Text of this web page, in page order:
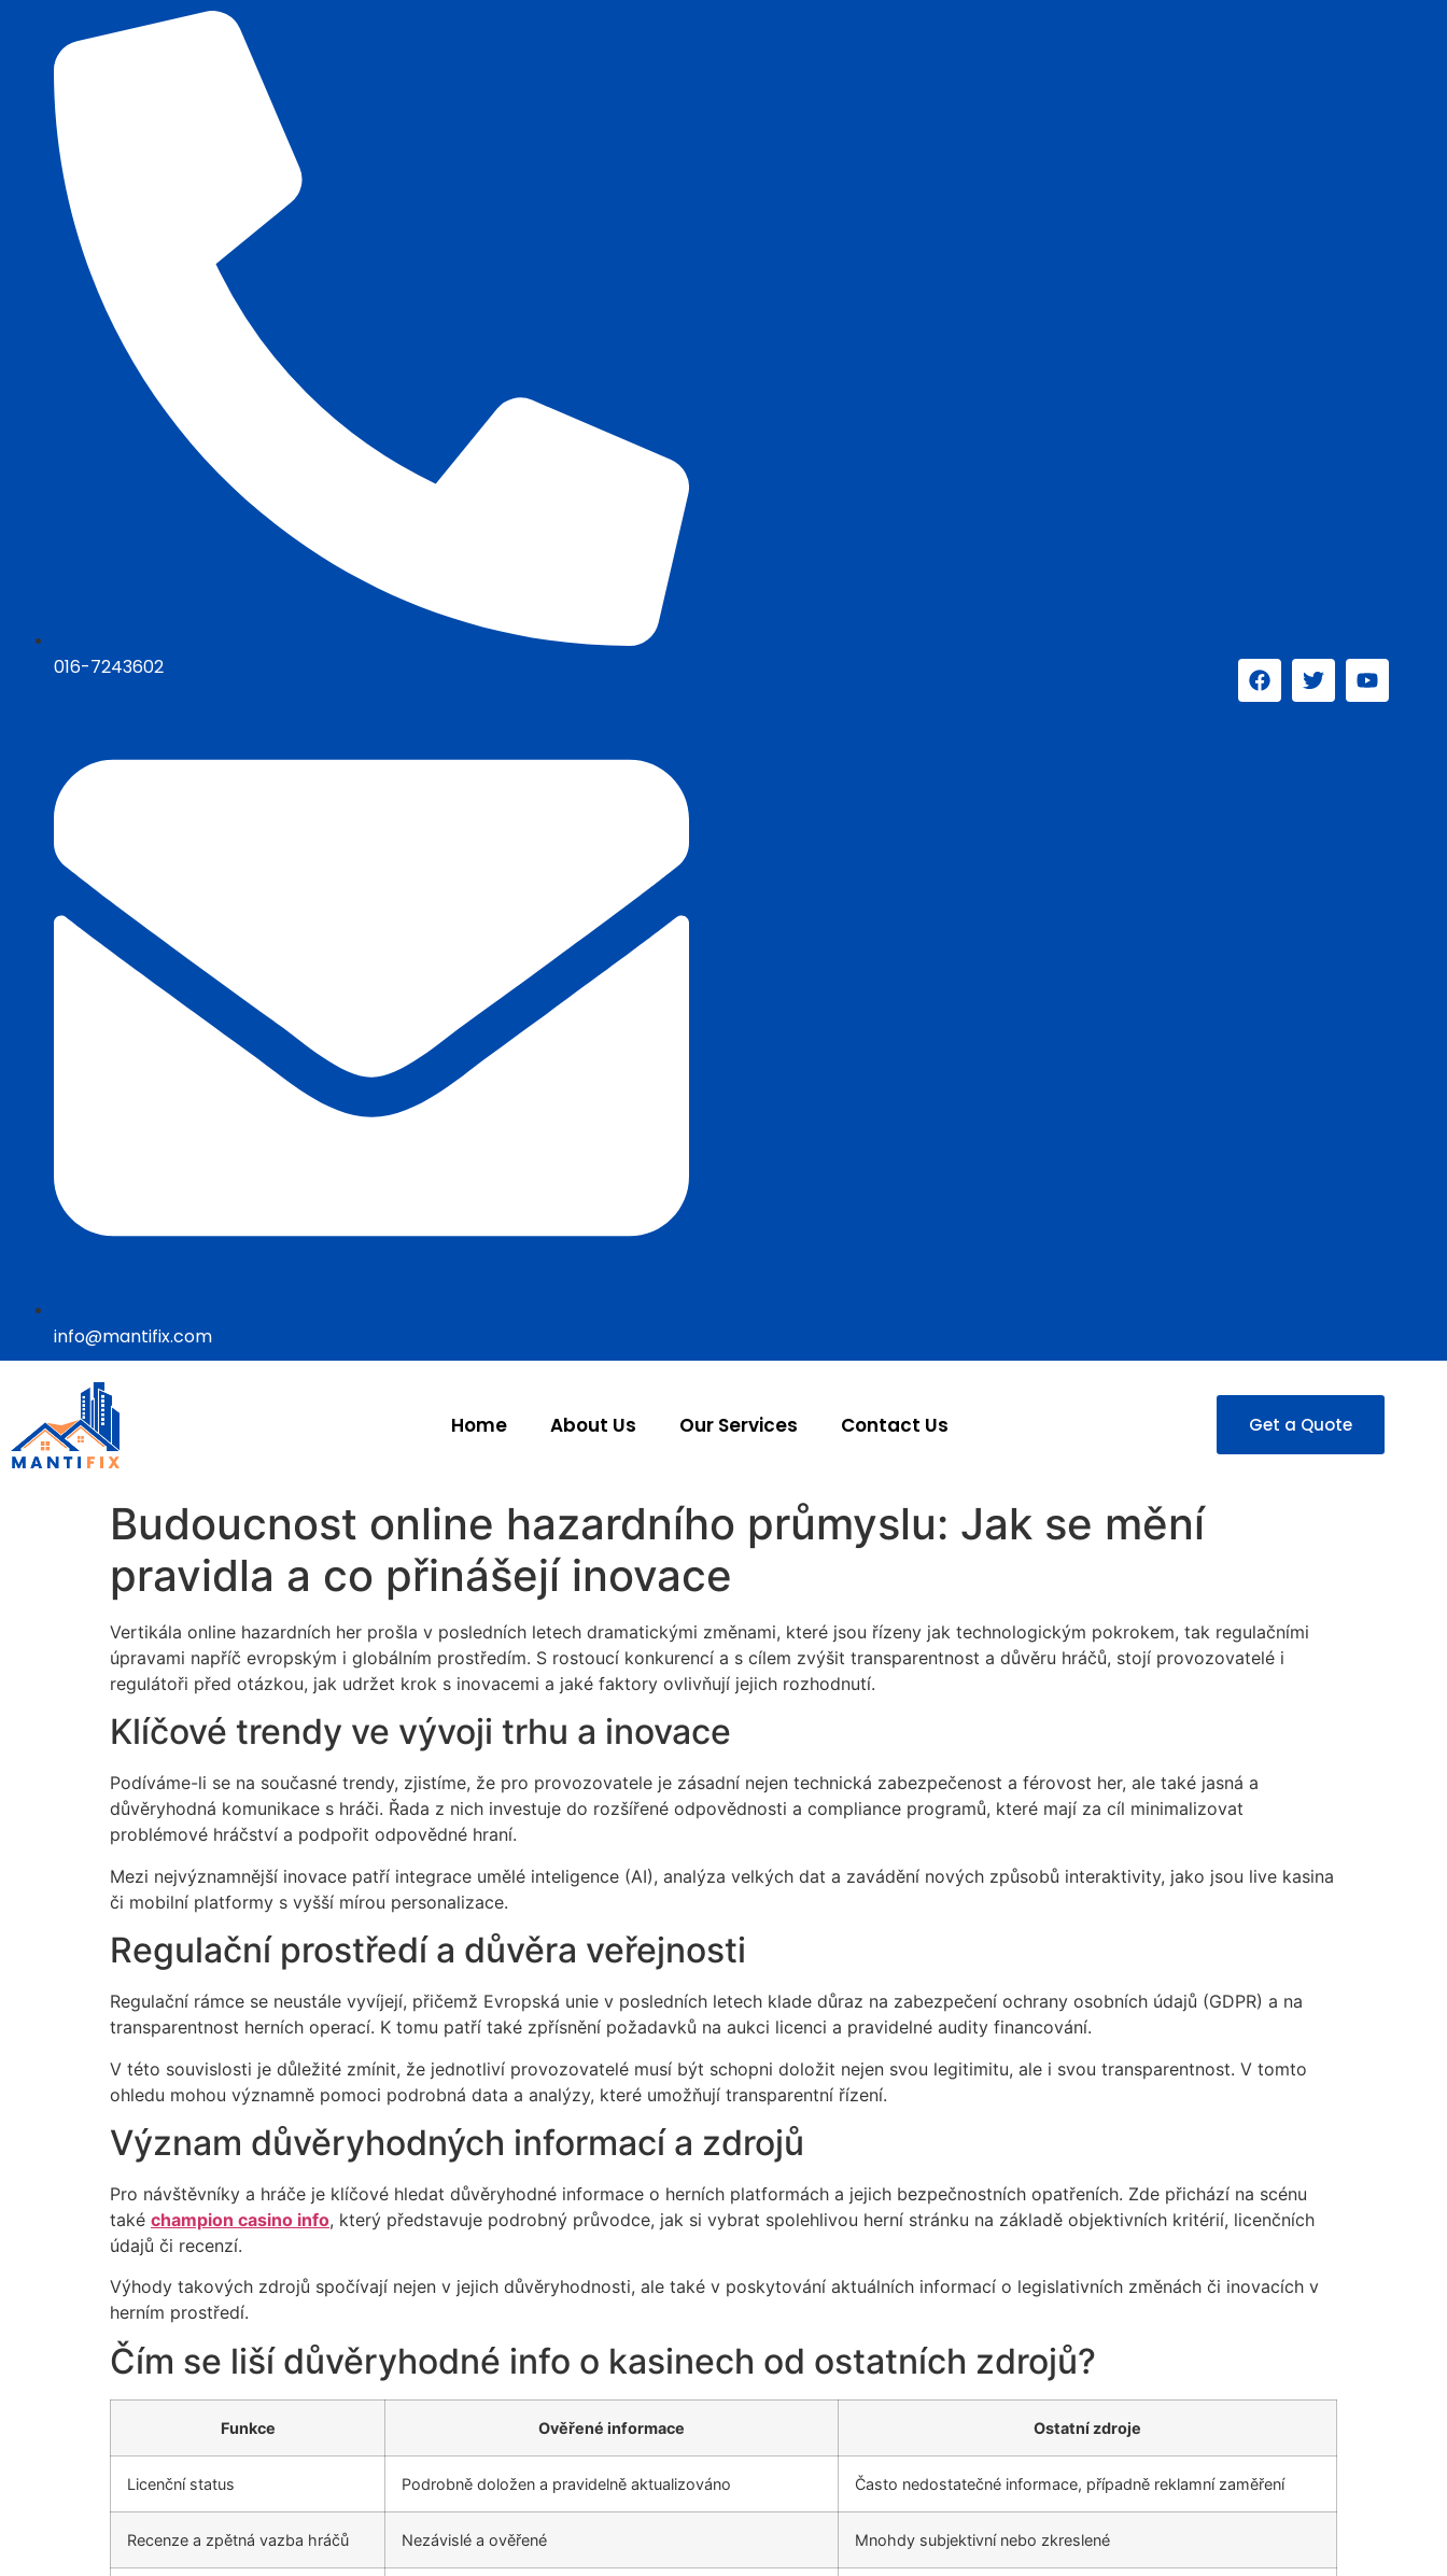
016-7243602
info@mantifix.com
Home About Us Our Services Contact Us Get a Quote
Budoucnost online hazardního průmyslu: Jak se mění
pravidla a co přinášejí inovace
Vertikála online hazardních her prošla v posledních letech dramatickými změnami, které jsou řízeny jak technologickým pokrokem, tak regulačními
úpravami napříč evropským i globálním prostředím. S rostoucí konkurencí a s cílem zvýšit transparentnost a důvěru hráčů, stojí provozovatelé i
regulátoři před otázkou, jak udržet krok s inovacemi a jaké faktory ovlivňují jejich rozhodnutí.
Klíčové trendy ve vývoji trhu a inovace
Podíváme-li se na současné trendy, zjistíme, že pro provozovatele je zásadní nejen technická zabezpečenost a férovost her, ale také jasná a
důvěryhodná komunikace s hráči. Řada z nich investuje do rozšířené odpovědnosti a compliance programů, které mají za cíl minimalizovat
problémové hráčství a podpořit odpovědné hraní.
Mezi nejvýznamnější inovace patří integrace umělé inteligence (AI), analýza velkých dat a zavádění nových způsobů interaktivity, jako jsou live kasina
či mobilní platformy s vyšší mírou personalizace.
Regulační prostředí a důvěra veřejnosti
Regulační rámce se neustále vyvíjejí, přičemž Evropská unie v posledních letech klade důraz na zabezpečení ochrany osobních údajů (GDPR) a na
transparentnost herních operací. K tomu patří také zpřísnění požadavků na aukci licenci a pravidelné audity financování.
V této souvislosti je důležité zmínit, že jednotliví provozovatelé musí být schopni doložit nejen svou legitimitu, ale i svou transparentnost. V tomto
ohledu mohou významně pomoci podrobná data a analýzy, které umožňují transparentní řízení.
Význam důvěryhodných informací a zdrojů
Pro návštěvníky a hráče je klíčové hledat důvěryhodné informace o herních platformách a jejich bezpečnostních opatřeních. Zde přichází na scénu
také champion casino info, který představuje podrobný průvodce, jak si vybrat spolehlivou herní stránku na základě objektivních kritérií, licenčních
údajů či recenzí.
Výhody takových zdrojů spočívají nejen v jejich důvěryhodnosti, ale také v poskytování aktuálních informací o legislativních změnách či inovacích v
herním prostředí.
Čím se liší důvěryhodné info o kasinech od ostatních zdrojů?
Funkce Ověřené informace Ostatní zdroje
Licenční status Podrobně doložen a pravidelně aktualizováno Často nedostatečné informace, případně reklamní zaměření
Recenze a zpětná vazba hráčů Nezávislé a ověřené Mnohdy subjektivní nebo zkreslené